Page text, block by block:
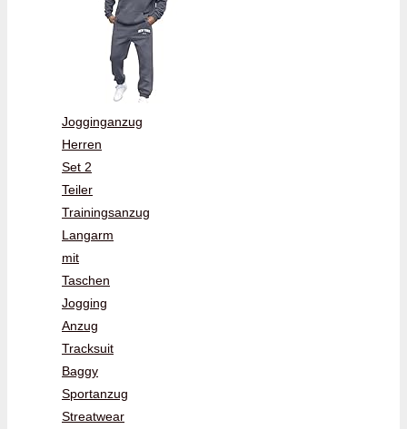
Jogginganzug
Herren
Set 2
Teiler
Trainingsanzug
Langarm
mit
Taschen
Jogging
Anzug
Tracksuit
Baggy
Sportanzug
Streatwear